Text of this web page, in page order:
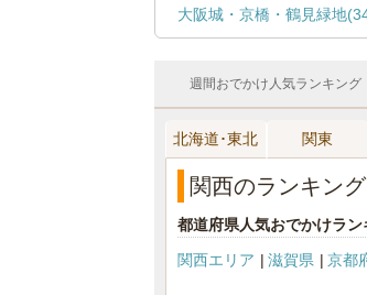
大阪城・京橋・鶴見緑地
週間おでかけ人気ランキング
北海道･東北 関東
関西のランキング
都道府県人気おでかけラン
関西エリア
滋賀県 京都